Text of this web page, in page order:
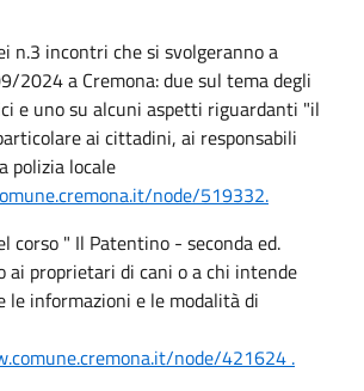
n.3 incontri che si svolgeranno a
2024 a Cremona: due sul tema degli
e uno su alcuni aspetti riguardanti "il
ai cittadini, ai responsabili
polizia locale
node/519332.
corso " Il Patentino - seconda ed.
ai proprietari di cani o a chi intende
informazioni e le modalità di
node/421624 .